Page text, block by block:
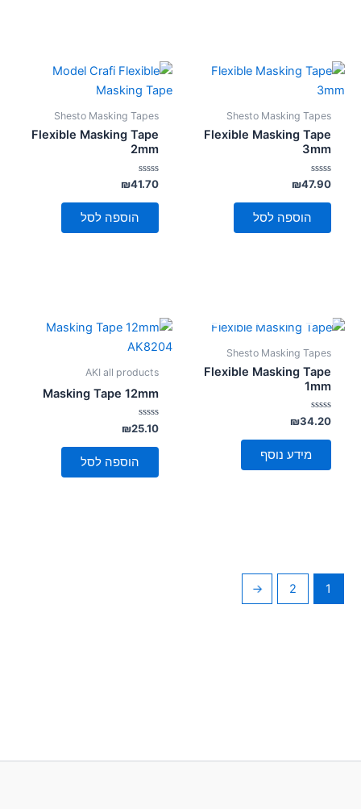
Shesto Masking Tapes
Flexible Masking Tape
3mm
דורג
0
מתוך
₪47.90
הוספה לסל
Shesto Masking Tapes
Flexible Masking Tape
2mm
דורג
0
מתוך
₪41.70
הוספה לסל
Shesto Masking Tapes
Flexible Masking Tape
1mm
דורג
0
מתוך
₪34.20
מידע נוסף
AKI all products
Masking Tape 12mm
דורג
0
מתוך
₪25.10
הוספה לסל
1
2
←